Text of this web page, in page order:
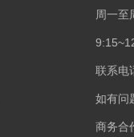
周一至
联系电
如有问
商务合